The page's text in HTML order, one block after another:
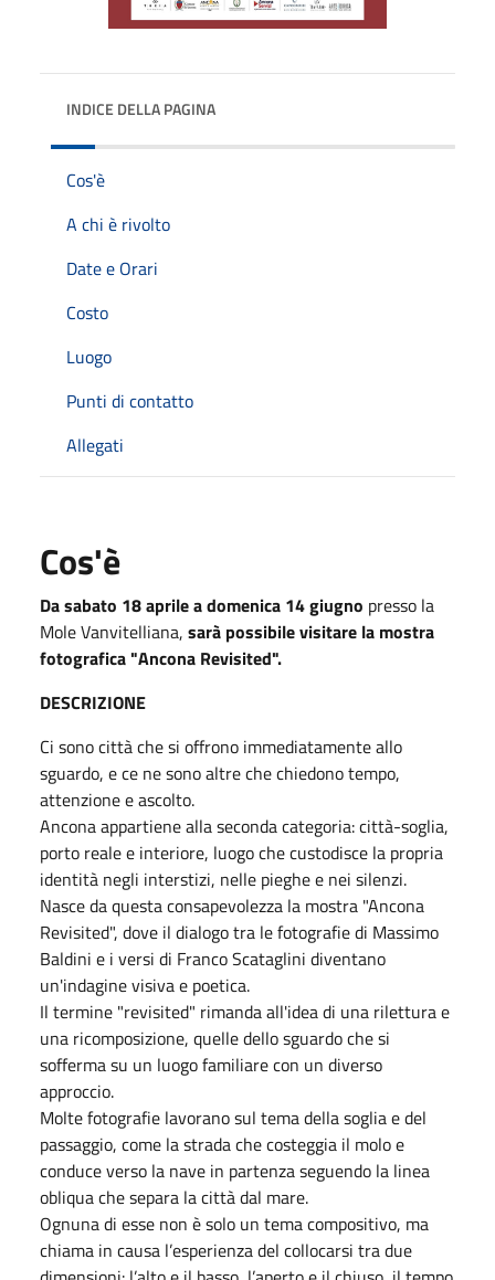
INDICE DELLA PAGINA
Cos'è
A chi è rivolto
Date e Orari
Costo
Luogo
Punti di contatto
Allegati
Cos'è
Da sabato 18 aprile a domenica 14 giugno presso la
Mole Vanvitelliana, sarà possibile visitare la mostra
fotografica "Ancona Revisited".
DESCRIZIONE
Ci sono città che si offrono immediatamente allo
sguardo, e ce ne sono altre che chiedono tempo,
attenzione e ascolto.
Ancona appartiene alla seconda categoria: città-soglia,
porto reale e interiore, luogo che custodisce la propria
identità negli interstizi, nelle pieghe e nei silenzi.
Nasce da questa consapevolezza la mostra "Ancona
Revisited", dove il dialogo tra le fotografie di Massimo
Baldini e i versi di Franco Scataglini diventano
un'indagine visiva e poetica.
Il termine "revisited" rimanda all'idea di una rilettura e
una ricomposizione, quelle dello sguardo che si
sofferma su un luogo familiare con un diverso
approccio.
Molte fotografie lavorano sul tema della soglia e del
passaggio, come la strada che costeggia il molo e
conduce verso la nave in partenza seguendo la linea
obliqua che separa la città dal mare.
Ognuna di esse non è solo un tema compositivo, ma
chiama in causa l’esperienza del collocarsi tra due